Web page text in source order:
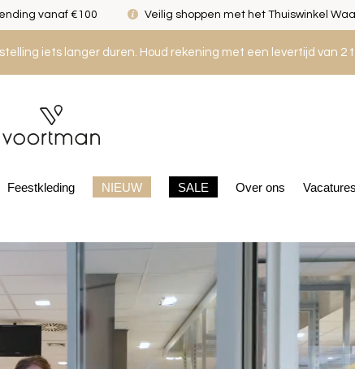
iets langer duren. Houd rekening met een levertijd van 2
Feestkleding NIEUW SALE Over ons Vacatures
vanaf €100 Veilig shoppen met het Thuiswinkel